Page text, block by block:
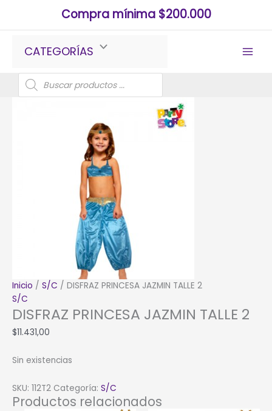
contenido
Compra mínima $200.000
CATEGORÍAS
Búsqueda
de
productos
Inicio / S/C / DISFRAZ PRINCESA JAZMIN TALLE 2
S/C
DISFRAZ PRINCESA JAZMIN TALLE 2
$11.431,00
Sin existencias
SKU: 112T2 Categoría: S/C
Productos relacionados